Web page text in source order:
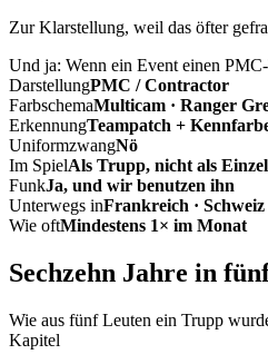
Zur Klarstellung, weil das öfter
Und ja: Wenn ein Event einen
DarstellungPMC / Contractor
FarbschemaMulticam · Ranger
ErkennungTeampatch +
UniformzwangNö
Im SpielAls Trupp, nicht als
FunkJa, und wir benutzen ihn
Unterwegs inFrankreich · Schweiz
Wie oftMindestens 1× im Monat
Sechzehn Jahre in
Wie aus fünf Leuten ein Trupp
Kapitel